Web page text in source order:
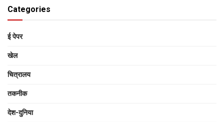
Categories
ई पेपर
खेल
चित्रालय
तकनीक
देश-दुनिया